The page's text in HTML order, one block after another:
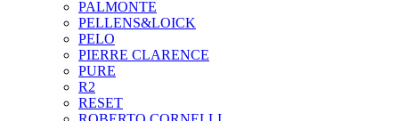
PALMONTE
PELLENS&LOICK
PELO
PIERRE CLARENCE
PURE
R2
RESET